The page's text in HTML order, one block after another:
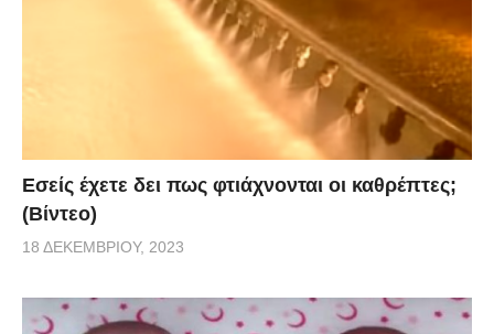
Εσείς έχετε δει πως φτιάχνονται οι καθρέπτες;
(Βίντεο)
18 ΔΕΚΕΜΒΡΊΟΥ, 2023